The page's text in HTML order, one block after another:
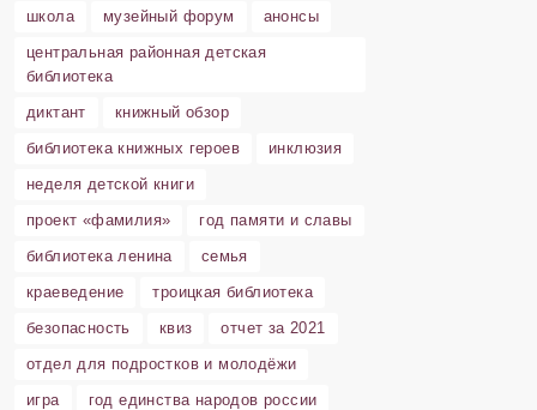
школа
музейный форум
анонсы
центральная районная детская
библиотека
диктант
книжный обзор
библиотека книжных героев
инклюзия
неделя детской книги
проект «фамилия»
год памяти и славы
библиотека ленина
семья
краеведение
троицкая библиотека
безопасность
квиз
отчет за 2021
отдел для подростков и молодёжи
игра
год единства народов россии